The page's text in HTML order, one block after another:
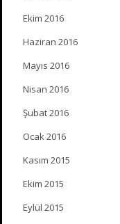
Ekim 2016
Haziran 2016
Mayıs 2016
Nisan 2016
Şubat 2016
Ocak 2016
Kasım 2015
Ekim 2015
Eylül 2015